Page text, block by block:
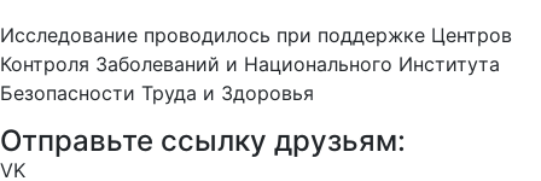
Исследование проводилось при поддержке Центров
Контроля Заболеваний и Национального Института
Безопасности Труда и Здоровья
Отправьте ссылку друзьям:
VK